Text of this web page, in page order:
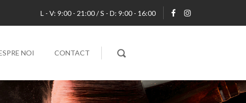
L - V: 9:00 - 21:00 / S - D: 9:00 - 16:00
NOI CONTACT